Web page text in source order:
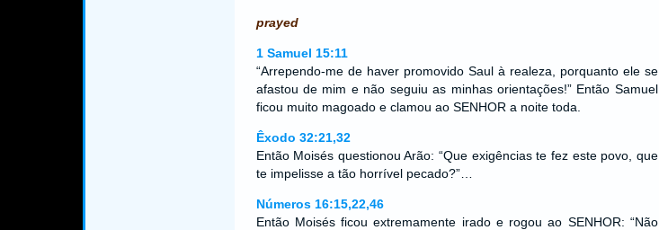
prayed
1 Samuel 15:11
“Arrependo-me de haver promovido Saul à realeza, porquanto ele se
afastou de mim e não seguiu as minhas orientações!” Então Samuel
ficou muito magoado e clamou ao SENHOR a noite toda.
Êxodo 32:21,32
Então Moisés questionou Arão: “Que exigências te fez este povo, que
te impelisse a tão horrível pecado?”…
Números 16:15,22,46
Então Moisés ficou extremamente irado e rogou ao SENHOR: “Não